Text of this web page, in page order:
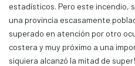
estadísticos. Pero este incendio,
una provincia escasamente
superado en atención por otro
costera y muy próximo a una
siquiera alcanzó la mitad de